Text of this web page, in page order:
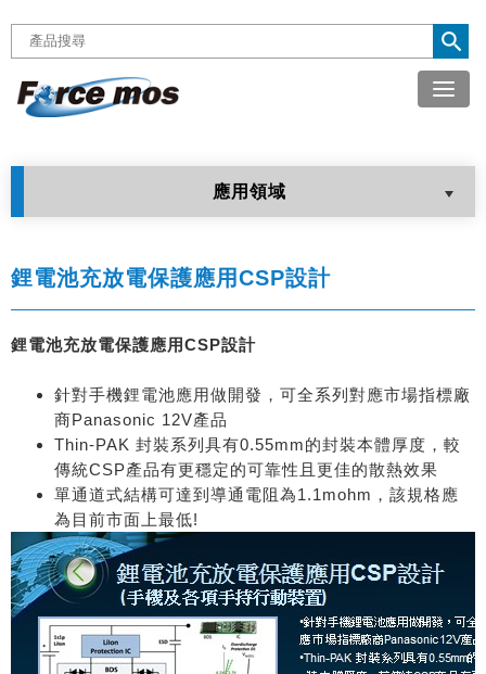

應用領域
鋰電池充放電保護應用CSP設計
鋰電池充放電保護應用CSP設計
針對手機鋰電池應用做開發，可全系列對應市場指標廠
商Panasonic 12V產品
Thin-PAK 封裝系列具有0.55mm的封裝本體厚度，較
傳統CSP產品有更穩定的可靠性且更佳的散熱效果
單通道式結構可達到導通電阻為1.1mohm，該規格應
為目前市面上最低!